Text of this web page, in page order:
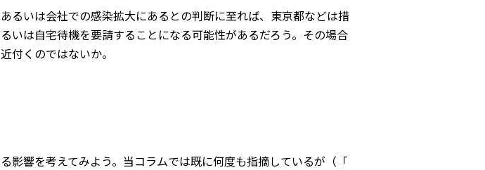
るいは会社での感染拡大にあるとの判断に至れば、東京都などは措
いは自宅待機を要請することになる可能性があるだろう。その場合
付くのではないか。
影響を考えてみよう。当コラムでは既に何度も指摘しているが（「